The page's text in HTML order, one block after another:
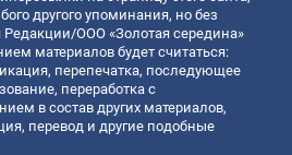
другого упоминания, но без
ООО «Золотая середина»
материалов будет считаться:
перепечатка, последующее
переработка с
в состав других материалов,
перевод и другие подобные